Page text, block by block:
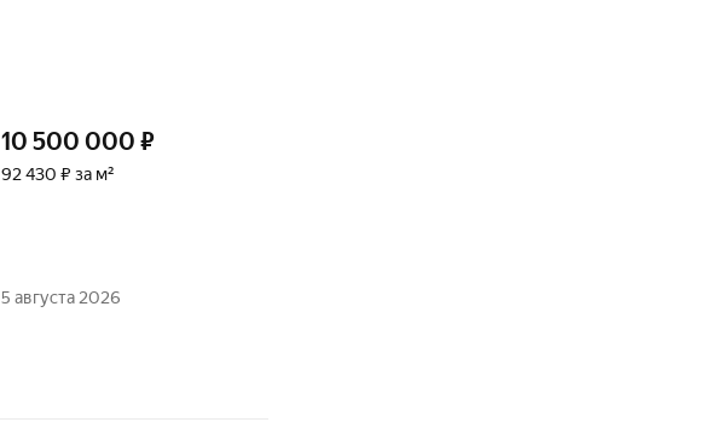
10 500 000 ₽
92 430 ₽ за м²
5 августа 2026